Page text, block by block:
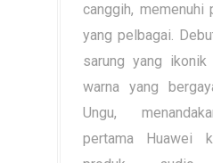
canggih, memenuhi
yang pelbagai.
sarung yang
warna yang
Ungu,
pertama Huawei